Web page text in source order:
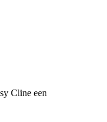
Cline een